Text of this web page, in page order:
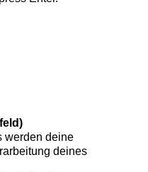
werden deine
deines